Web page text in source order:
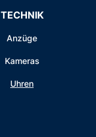
TECHNIK
Anzüge
Kameras
Uhren